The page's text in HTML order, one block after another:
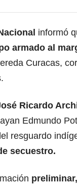
informó
armado al
Curacas,
Ricardo
Edmundo
resguardo
secuestro.